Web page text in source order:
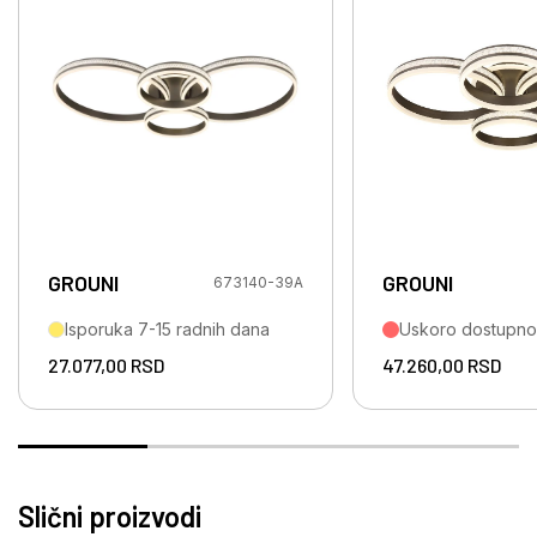
GROUNI 673140-39A
Isporuka 7-15 radnih dana
27.077,00 RSD
GROUNI
Uskoro dostupno
47.260,00 RSD
Slični proizvodi